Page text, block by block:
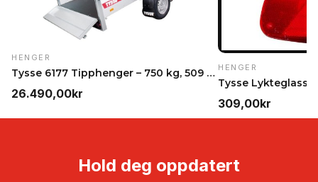
HENGER
Tysse 6177 Tipphenger – 750 kg, 509 kg nyttelast
26.490,00kr
HENGER
309,00kr
Hold deg oppdatert